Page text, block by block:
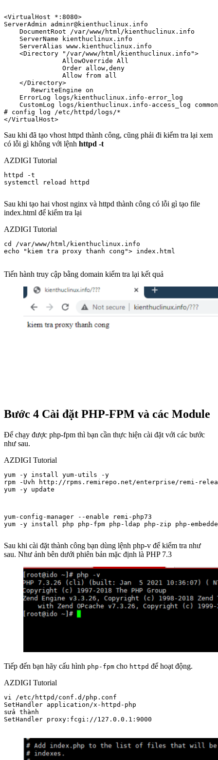
<VirtualHost *:8080>
ServerAdmin adminr@kienthuclinux.info
    DocumentRoot /var/www/html/kienthuclinux.info
    ServerName kienthuclinux.info
    ServerAlias www.kienthuclinux.info
    <Directory "/var/www/html/kienthuclinux.info">
               AllowOverride All
               Order allow,deny
               Allow from all
    </Directory>
       RewriteEngine on
    ErrorLog logs/kienthuclinux.info-error_log
    CustomLog logs/kienthuclinux.info-access_log common
# config log /etc/httpd/logs/*
</VirtualHost>
Sau khi đã tạo vhost httpd thành công, cũng phải đi kiểm tra lại xem
có lỗi gì không với lệnh httpd -t
AZDIGI Tutorial
httpd -t
systemctl reload httpd
Sau khi tạo hai vhost nginx và httpd thành công có lỗi gì tạo file
index.html để kiểm tra lại
AZDIGI Tutorial
cd /var/www/html/kienthuclinux.info
echo "kiem tra proxy thanh cong"> index.html
Tiến hành truy cập bằng domain kiểm tra lại kết quả
Bước 4 Cài đặt PHP-FPM và các Module
Để chạy được php-fpm thì bạn cần thực hiện cài đặt với các bước
như sau.
AZDIGI Tutorial
yum -y install yum-utils -y
rpm -Uvh http://rpms.remirepo.net/enterprise/remi-
yum -y update
yum-config-manager --enable remi-php73
yum -y install php php-fpm php-ldap php-zip php-
Sau khi cài đặt thành công bạn dùng lệnh php-v để kiểm tra như
sau. Như ảnh bên dưới phiên bản mặc định là PHP 7.3
Tiếp đến bạn hãy cấu hình php-fpm cho httpd để hoạt động.
AZDIGI Tutorial
vi /etc/httpd/conf.d/php.conf
SetHandler application/x-httpd-php
sửa thành
SetHandler proxy:fcgi://127.0.0.1:9000